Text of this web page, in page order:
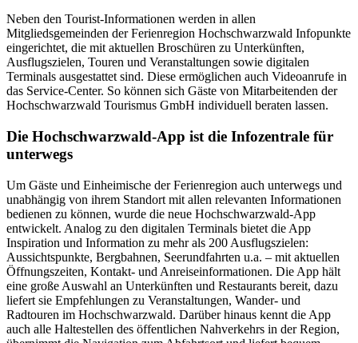
Neben den Tourist-Informationen werden in allen
Mitgliedsgemeinden der Ferienregion Hochschwarzwald Infopunkte
eingerichtet, die mit aktuellen Broschüren zu Unterkünften,
Ausflugszielen, Touren und Veranstaltungen sowie digitalen
Terminals ausgestattet sind. Diese ermöglichen auch Videoanrufe in
das Service-Center. So können sich Gäste von Mitarbeitenden der
Hochschwarzwald Tourismus GmbH individuell beraten lassen.
Die Hochschwarzwald-App ist die Infozentrale für
unterwegs
Um Gäste und Einheimische der Ferienregion auch unterwegs und
unabhängig von ihrem Standort mit allen relevanten Informationen
bedienen zu können, wurde die neue Hochschwarzwald-App
entwickelt. Analog zu den digitalen Terminals bietet die App
Inspiration und Information zu mehr als 200 Ausflugszielen:
Aussichtspunkte, Bergbahnen, Seerundfahrten u.a. – mit aktuellen
Öffnungszeiten, Kontakt- und Anreiseinformationen. Die App hält
eine große Auswahl an Unterkünften und Restaurants bereit, dazu
liefert sie Empfehlungen zu Veranstaltungen, Wander- und
Radtouren im Hochschwarzwald. Darüber hinaus kennt die App
auch alle Haltestellen des öffentlichen Nahverkehrs in der Region,